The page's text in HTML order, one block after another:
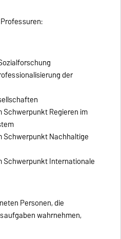
der
Regieren im
Nachhaltige
Internationale
Personen, die
wahrnehmen,